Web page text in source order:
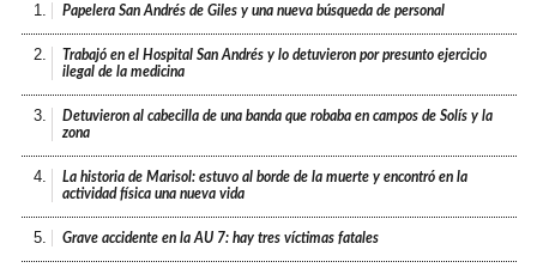
1. Papelera San Andrés de Giles y una nueva búsqueda de personal
2.
Trabajó en el Hospital San Andrés y lo detuvieron por presunto ejercicio
ilegal de la medicina
3.
Detuvieron al cabecilla de una banda que robaba en campos de Solís y la
zona
4.
La historia de Marisol: estuvo al borde de la muerte y encontró en la
actividad física una nueva vida
5. Grave accidente en la AU 7: hay tres víctimas fatales